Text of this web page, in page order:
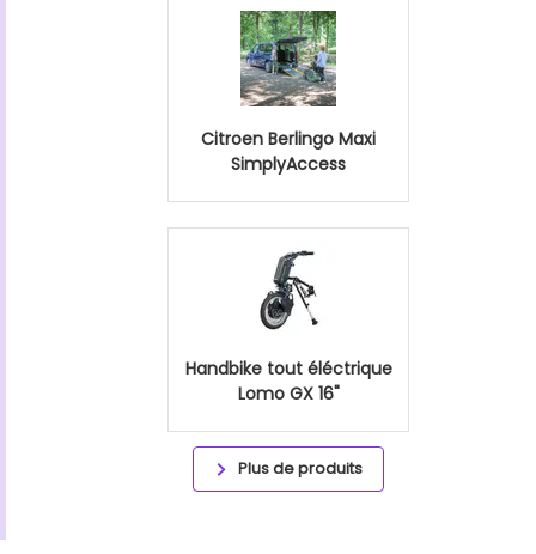
Citroen Berlingo Maxi
SimplyAccess
Handbike tout éléctrique
Lomo GX 16"
Plus de produits